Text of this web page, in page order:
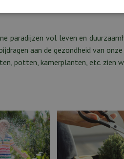
vol leven en
aan de gezondheid van
potten, kamerplanten, etc. zien